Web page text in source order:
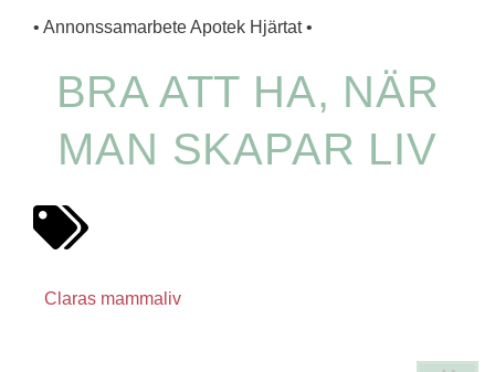
• Annonssamarbete Apotek Hjärtat •
BRA ATT HA, NÄR
MAN SKAPAR LIV
Claras mammaliv